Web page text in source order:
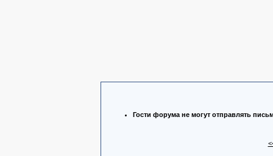
Гости форума не могут отправлять